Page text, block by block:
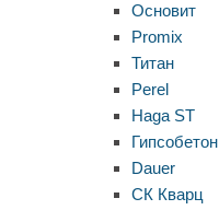
Основит
Promix
Титан
Perel
Haga ST
Гипсобетон
Dauer
СК Кварц